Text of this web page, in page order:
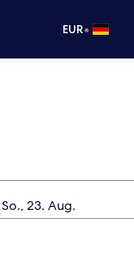
EUR•